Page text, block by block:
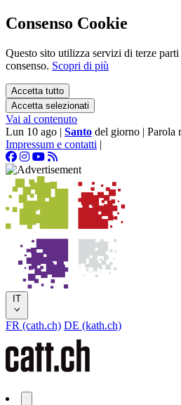
Consenso Cookie
Questo sito utilizza servizi di terze
consenso. Scopri di più
Accetta tutto
Accetta selezionati
Vai al contenuto
Lun 10 ago | Santo del giorno | Parola
Impressum e contatti |
IT
FR (cath.ch) DE (kath.ch)